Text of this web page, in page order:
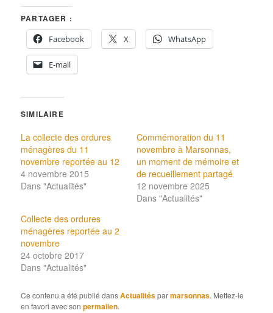
PARTAGER :
Facebook
X WhatsApp
E-mail
SIMILAIRE
La collecte des ordures
ménagères du 11
novembre reportée au 12
4 novembre 2015
Dans "Actualités"
Commémoration du 11
novembre à Marsonnas,
un moment de mémoire et
de recueillement partagé
12 novembre 2025
Dans "Actualités"
Collecte des ordures
ménagères reportée au 2
novembre
24 octobre 2017
Dans "Actualités"
Ce contenu a été publié dansActualitésparmarsonnas. Mettez-le
en favori avec sonpermalien.